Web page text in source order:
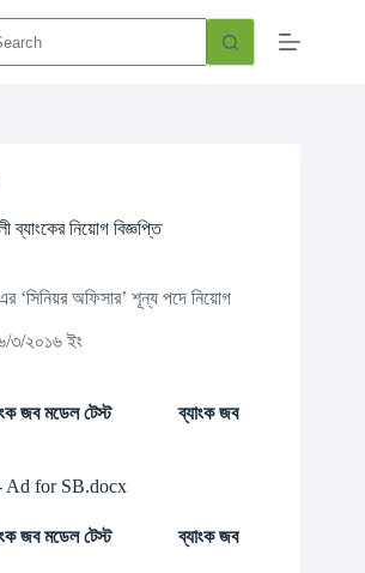
ব্যাংকের নিয়োগ বিজ্ঞপ্তি
‘সিনিয়র অফিসার’ শূন্য পদে নিয়োগ
৩/২০১৬ ইং
জব মডেল টেস্ট
ব্যাংক জব
জব মডেল টেস্ট
ব্যাংক জব